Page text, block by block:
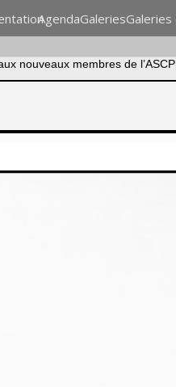
AgendaGaleries
nouveaux membres de